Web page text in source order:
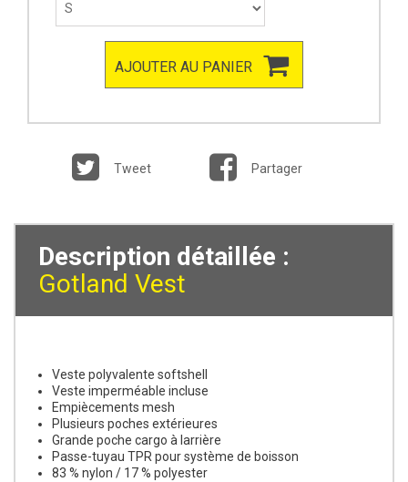
AJOUTER AU PANIER
Tweet Partager
Description détaillée :
Gotland Vest
Veste polyvalente softshell
Veste imperméable incluse
Empiècements mesh
Plusieurs poches extérieures
Grande poche cargo à larrière
Passe-tuyau TPR pour système de boisson
83 % nylon / 17 % polyester